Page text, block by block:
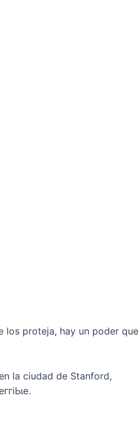
los proteja, hay un poder que
la ciudad de Stanford,